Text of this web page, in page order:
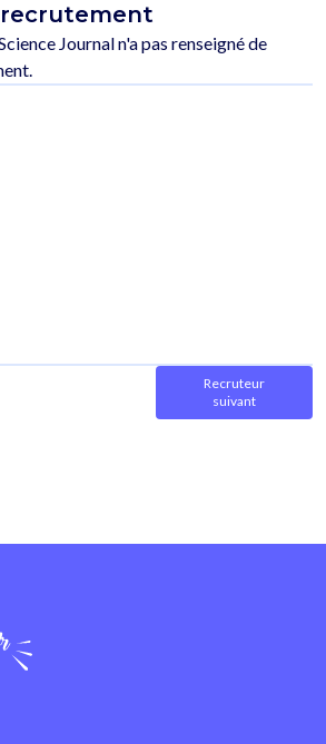
Journal n'a pas renseigné de
Recruteur
suivant